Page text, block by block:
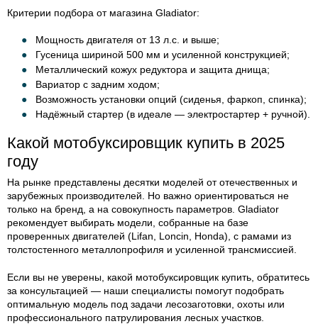
Критерии подбора от магазина Gladiator:
Мощность двигателя от 13 л.с. и выше;
Гусеница шириной 500 мм и усиленной конструкцией;
Металлический кожух редуктора и защита днища;
Вариатор с задним ходом;
Возможность установки опций (сиденья, фаркоп, спинка);
Надёжный стартер (в идеале — электростартер + ручной).
Какой мотобуксировщик купить в 2025
году
На рынке представлены десятки моделей от отечественных и
зарубежных производителей. Но важно ориентироваться не
только на бренд, а на совокупность параметров. Gladiator
рекомендует выбирать модели, собранные на базе
проверенных двигателей (Lifan, Loncin, Honda), с рамами из
толстостенного металлопрофиля и усиленной трансмиссией.
Если вы не уверены, какой мотобуксировщик купить, обратитесь
за консультацией — наши специалисты помогут подобрать
оптимальную модель под задачи лесозаготовки, охоты или
профессионального патрулирования лесных участков.